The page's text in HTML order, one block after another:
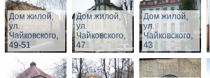
Дом жилой,
ул.
Чайковского,
49-51
Дом жилой,
ул.
Чайковского,
47
Дом жилой,
ул.
Чайковского,
43